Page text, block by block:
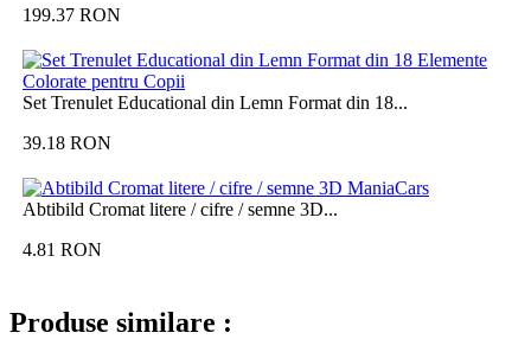
199.37 RON
Set Trenulet Educational din Lemn Format din 18...
39.18 RON
Abtibild Cromat litere / cifre / semne 3D...
4.81 RON
Produse similare :